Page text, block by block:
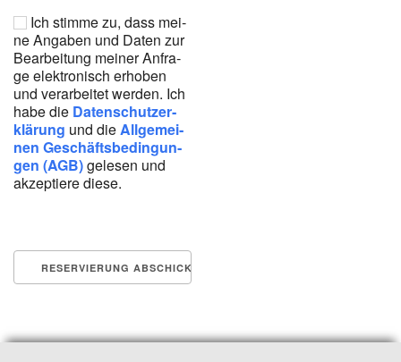
Ich stim­me zu, dass mei­
ne Anga­ben und Daten zur
Bear­bei­tung mei­ner Anfra­
ge elek­tro­nisch erho­ben
und ver­ar­bei­tet wer­den. Ich
habe die Daten­schutz­er­
klä­rung und dieAll­ge­mei­
nen Geschäfts­be­din­gun­
gen (AGB)gele­sen und
akzep­tie­re die­se.